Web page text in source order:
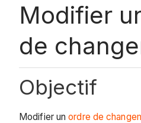
Modifier
de
Objectif
Modifier unordre de